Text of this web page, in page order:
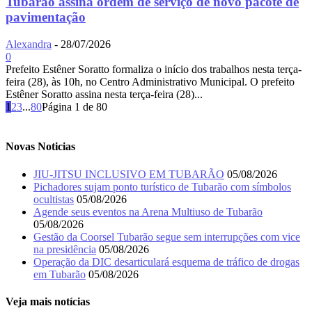
pavimentação
Alexandra - 28/07/2026
0
Prefeito Estêner Soratto formaliza o início dos trabalhos nesta terça-
feira (28), às 10h, no Centro Administrativo Municipal. O prefeito
Estêner Soratto assina nesta terça-feira (28)...
1 23...80Página 1 de 80
Novas Noticias
JIU-JITSU INCLUSIVO EM TUBARÃO 05/08/2026
Pichadores sujam ponto turístico de Tubarão com símbolos
ocultistas 05/08/2026
Agende seus eventos na Arena Multiuso de Tubarão
05/08/2026
Gestão da Coorsel Tubarão segue sem interrupções com vice
na presidência 05/08/2026
Operação da DIC desarticulará esquema de tráfico de drogas
em Tubarão 05/08/2026
Veja mais notícias